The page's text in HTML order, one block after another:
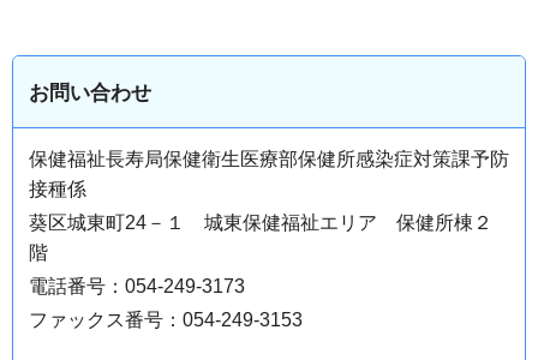
お問い合わせ
保健福祉長寿局保健衛生医療部保健所感染症対策課予防
接種係
葵区城東町24－１ 城東保健福祉エリア 保健所棟２
階
電話番号：054-249-3173
ファックス番号：054-249-3153